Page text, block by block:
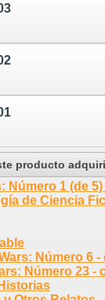
producto
Número 1 (de
de Ciencia
Número 6 -
Número 23 -